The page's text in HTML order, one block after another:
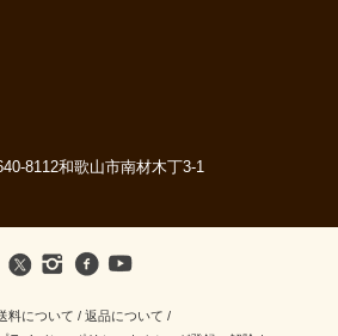
8112和歌山市南材木丁3-1
料について / 返品について /